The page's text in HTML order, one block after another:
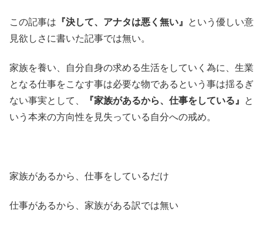
この記事は 『決して、アナタは悪く無い』
という優しい意
見欲しさに書いた記事では無い。
家族を養い、自分自身の求める生活をしていく為に、生業
となる仕事をこなす事は必要な物であるという事は揺るぎ
ない事実として、
『家族があるから、仕事をしている』
と
いう本来の方向性を見失っている自分への戒め。
家族があるから、仕事をしているだけ
仕事があるから、家族がある訳では無い